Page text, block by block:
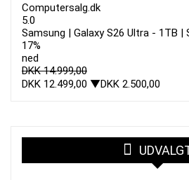
Computersalg.dk
5.0
Samsung | Galaxy S26 Ultra - 1TB |
17%
ned
DKK 14.999,00
DKK 12.499,00 ▼DKK 2.500,00